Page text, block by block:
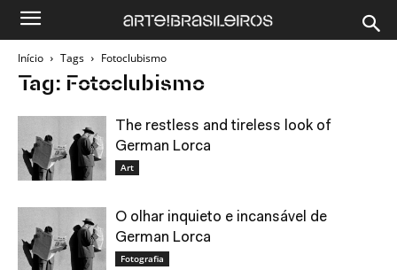
Início Tags Fotoclubismo
Tag: Fotoclubismo
The restless and tireless look of
German Lorca
Art
O olhar inquieto e incansável de
German Lorca
Fotografia